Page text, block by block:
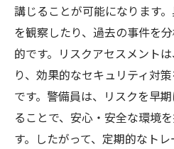
講じることが可能になります
を観察したり、過去の事件を
的です。リスクアセスメント
り、効果的なセキュリティ対
です。警備員は、リスクを早
ることで、安心・安全な環境
す。したがって、定期的なト